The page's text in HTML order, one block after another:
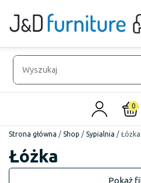
0
Strona główna / Shop / Sypialnia / Łóżka
Łóżka